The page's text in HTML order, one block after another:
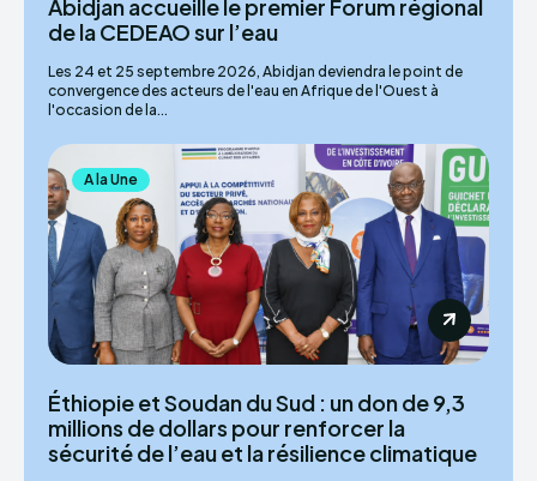
Abidjan accueille le premier Forum régional
de la CEDEAO sur l’eau
Les 24 et 25 septembre 2026, Abidjan deviendra le point de
convergence des acteurs de l'eau en Afrique de l'Ouest à
l'occasion de la...
A la Une
Éthiopie et Soudan du Sud : un don de 9,3
millions de dollars pour renforcer la
sécurité de l’eau et la résilience climatique